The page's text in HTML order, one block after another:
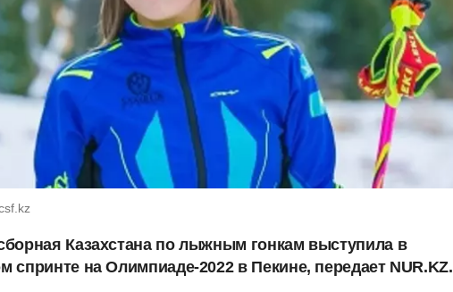
Казахстана по лыжным гонкам выступила в
спринте на Олимпиаде-2022 в Пекине, передает NUR.KZ.